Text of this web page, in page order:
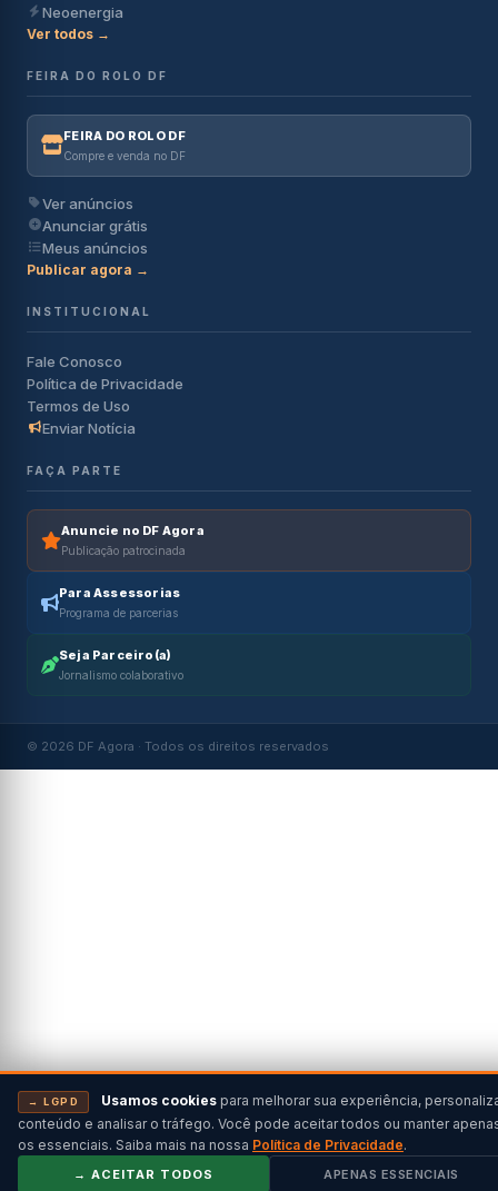
Neoenergia
Ver todos →
FEIRA DO ROLO DF
FEIRA DO ROLO DF
Compre e venda no DF
Ver anúncios
Anunciar grátis
Meus anúncios
Publicar agora →
INSTITUCIONAL
Fale Conosco
Política de Privacidade
Termos de Uso
Enviar Notícia
FAÇA PARTE
Anuncie no DF Agora
Publicação patrocinada
Para Assessorias
Programa de parcerias
Seja Parceiro(a)
Jornalismo colaborativo
© 2026 DF Agora · Todos os direitos reservados
→ LGPD Usamos cookies para melhorar sua experiência,
conteúdo e analisar o tráfego. Você pode aceitar todos ou manter
os essenciais. Saiba mais na nossa Política de Privacidade.
→ ACEITAR TODOS APENAS ESSENCIAIS